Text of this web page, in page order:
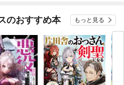
のおすすめ本 もっと見る